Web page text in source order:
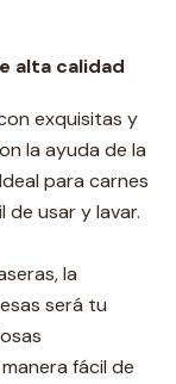
alta calidad
exquisitas y
la ayuda de la
para carnes
usar y lavar.
la
será tu
fácil de